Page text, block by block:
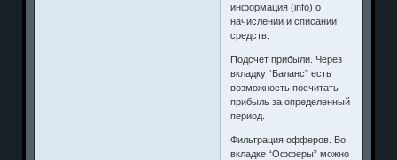
информация (info) о
начислении и списании
средств.
Подсчет прибыли. Через
вкладку “Баланс” есть
возможность посчитать
прибыль за определенный
период.
Фильтрация офферов. Во
вкладке “Офферы” можно